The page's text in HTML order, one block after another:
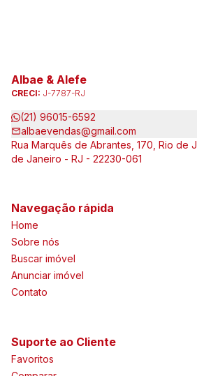
Albae & Alefe
CRECI: J-7787-RJ
(21) 96015-6592
albaevendas@gmail.com
Rua Marquês de Abrantes, 170, Rio de
de Janeiro - RJ - 22230-061
Navegação rápida
Home
Sobre nós
Buscar imóvel
Anunciar imóvel
Contato
Suporte ao Cliente
Favoritos